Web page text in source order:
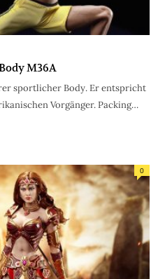
M36A
sportlicher Body. Er entspricht
Vorgänger. Packing…
0